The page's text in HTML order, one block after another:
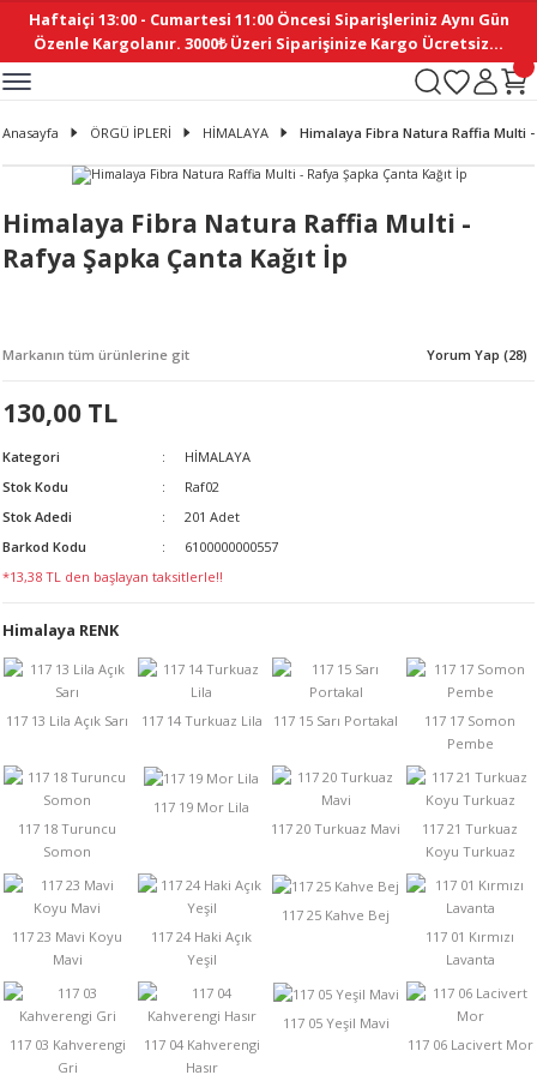
Haftaiçi 13:00 - Cumartesi 11:00 Öncesi Siparişleriniz Aynı Gün
Özenle Kargolanır. 3000₺ Üzeri Siparişinize Kargo Ücretsiz...
Geri Dön
Geri Dön
Geri Dön
Geri Dön
Geri Dön
Geri Dön
Geri Dön
Geri Dön
Geri Dön
Geri Dön
Geri Dön
Geri Dön
Geri Dön
Geri Dön
Geri Dön
AKSESUAR
Geri Dön
DERGİ
Geri Dön
Geri Dön
Geri Dön
Geri Dön
Geri Dön
Anasayfa ÖRGÜ İPLERİ HİMALAYA Himalaya Fibra Natura Raffia Multi -
Himalaya Fibra Natura Raffia Multi -
Rafya Şapka Çanta Kağıt İp
Markanın tüm ürünlerine git Yorum Yap (28)
130,00 TL
Kategori
HİMALAYA
Stok Kodu
Raf02
Stok Adedi
201 Adet
Barkod Kodu
6100000000557
*13,38 TL den başlayan taksitlerle!!
Himalaya RENK